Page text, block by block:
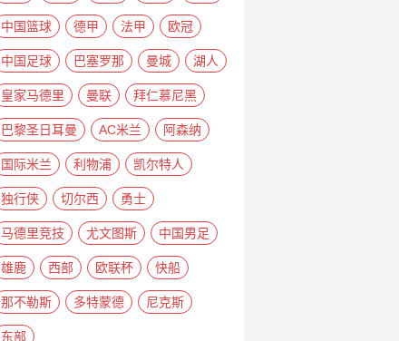
中国篮球 德甲 法甲 欧冠
中国足球 巴塞罗那 曼城 湖人
皇家马德里 曼联 拜仁慕尼黑
巴黎圣日耳曼 AC米兰 阿森纳
国际米兰 利物浦 凯尔特人
独行侠 切尔西 勇士
马德里竞技 尤文图斯 中国男足
雄鹿 西部 欧联杯 快船
那不勒斯 多特蒙德 尼克斯
东部